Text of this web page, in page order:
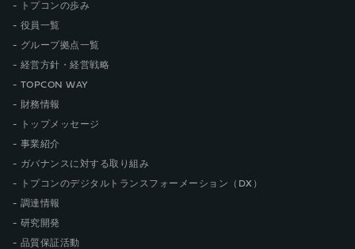
トプコンの歩み
役員一覧
グループ拠点一覧
経営方針・経営戦略
TOPCON WAY
財務情報
トップメッセージ
事業紹介
ガバナンスに対する取り組み
トプコンのデジタルトランスフォーメーション（DX）
調達情報
研究開発
品質保証活動